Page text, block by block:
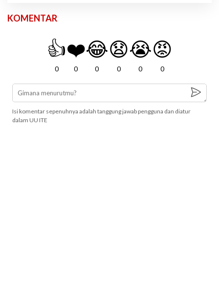
KOMENTAR
👍
0
❤️
0
😂
0
😧
0
😭
0
😡
0
Isi komentar sepenuhnya adalah tanggung jawab pengguna dan diatur
dalam UU ITE